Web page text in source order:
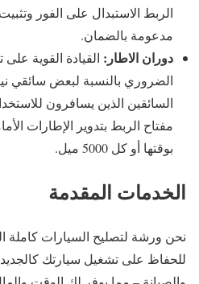
الربط الاستبدال على الفور
مدعومة بالضمان.
دوران الاطار: القيادة القوية
الضروري بالنسبة لبعض سائقي
السائقين الذين يسافرون
مفتاح الربط بتدوير الإطارات
بوقتها أو كل 5000 ميل.
الخدمات المقدمة
نحن ورشة لتصليح السيارات
للحفاظ على تشغيل سيارتك